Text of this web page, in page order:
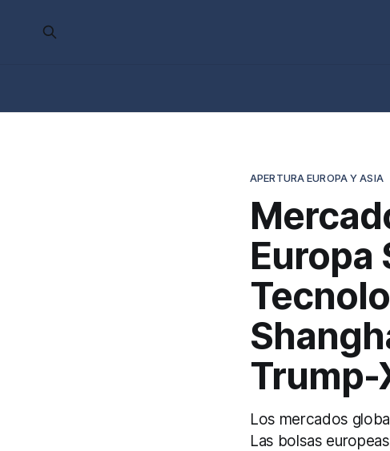
APERTURA EUROPA Y ASIA
Europa
Trump-
Los mercados
Las bolsas